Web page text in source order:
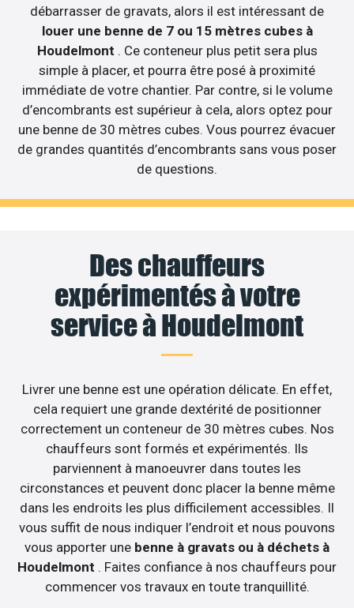
débarrasser de gravats, alors il est intéressant de
louer une benne de 7 ou 15 mètres cubes à
Houdelmont . Ce conteneur plus petit sera plus
simple à placer, et pourra être posé à proximité
immédiate de votre chantier. Par contre, si le volume
d’encombrants est supérieur à cela, alors optez pour
une benne de 30 mètres cubes. Vous pourrez évacuer
de grandes quantités d’encombrants sans vous poser
de questions.
Des chauffeurs
expérimentés à votre
service à Houdelmont
Livrer une benne est une opération délicate. En effet,
cela requiert une grande dextérité de positionner
correctement un conteneur de 30 mètres cubes. Nos
chauffeurs sont formés et expérimentés. Ils
parviennent à manoeuvrer dans toutes les
circonstances et peuvent donc placer la benne même
dans les endroits les plus difficilement accessibles. Il
vous suffit de nous indiquer l’endroit et nous pouvons
vous apporter une benne à gravats ou à déchets à
Houdelmont . Faites confiance à nos chauffeurs pour
commencer vos travaux en toute tranquillité.